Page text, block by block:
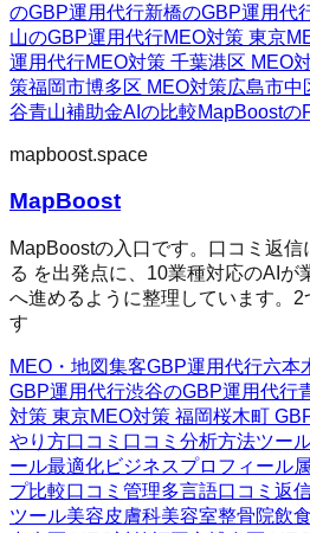
のGBP運用代行新橋のGBP運用代
山のGBP運用代行MEO対策 東京
運用代行MEO対策 千葉港区 MEO
策福岡市博多区 MEO対策広島市中
谷青山補助金AIの比較MapBoostの
mapboost.space
MapBoost
MapBoostの入口です。口コミ返
る を出発点に、10業種対応のAIが
へ進めるように整理しています。2
す
MEO・地図集客GBP運用代行六本
GBP運用代行渋谷のGBP運用代行
対策 東京MEO対策 福岡桜木町
やり方口コミ 口コミ分析方法ツー
ール最適化ビジネスプロフィール
プ比較口コミ管理多言語口コミ返
ツール美容皮膚科美容室整骨院飲